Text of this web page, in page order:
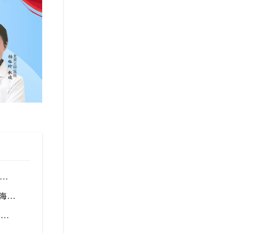
“暑期祛白正当时” 假期时间充裕，适合开展白斑系统干预，福建泉州中科白癜风医院分型分期定制白斑康复方案
【海边游玩白斑须知】8 月海边紫外线猛烈，白斑部位缺少黑色素保护，福建泉州中科白癜风医院科普出游白斑防护方案
【福建夏秋交替】泉州中科白癜风医院，白癜风患者，入秋之后洗澡习惯也要多注意